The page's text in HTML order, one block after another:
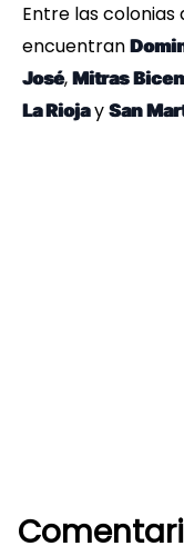
Entre las
encuentran
José, Mitras
La Riojay San